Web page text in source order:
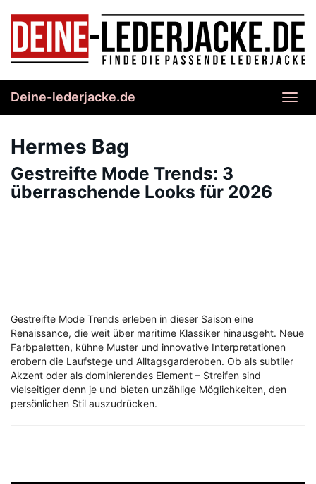
content
Deine-lederjacke.de
Hermes Bag
Gestreifte Mode Trends: 3
überraschende Looks für 2026
Gestreifte Mode Trends erleben in dieser Saison eine
Renaissance, die weit über maritime Klassiker hinausgeht. Neue
Farbpaletten, kühne Muster und innovative Interpretationen
erobern die Laufstege und Alltagsgarderoben. Ob als subtiler
Akzent oder als dominierendes Element – Streifen sind
vielseitiger denn je und bieten unzählige Möglichkeiten, den
persönlichen Stil auszudrücken.